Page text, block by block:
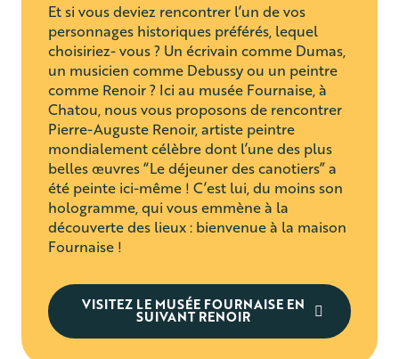
Et si vous deviez rencontrer l’un de vos
personnages historiques préférés, lequel
choisiriez- vous ? Un écrivain comme Dumas,
un musicien comme Debussy ou un peintre
comme Renoir ? Ici au musée Fournaise, à
Chatou, nous vous proposons de rencontrer
Pierre-Auguste Renoir, artiste peintre
mondialement célèbre dont l’une des plus
belles œuvres “Le déjeuner des canotiers” a
été peinte ici-même ! C’est lui, du moins son
hologramme, qui vous emmène à la
découverte des lieux : bienvenue à la maison
Fournaise !
VISITEZ LE MUSÉE FOURNAISE EN
SUIVANT RENOIR